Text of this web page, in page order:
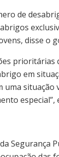
de
disse o
prioritárias
em
uma situação
especial”,
Segurança